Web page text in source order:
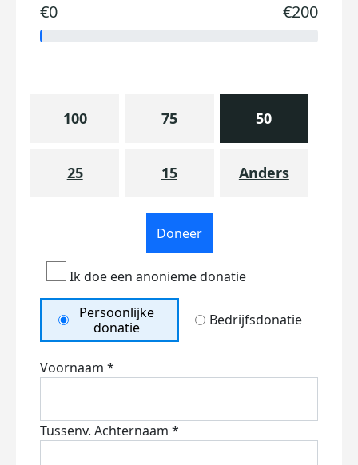
€0 €200
100 75 50
25 15 Anders
Doneer
Ik doe een anonieme donatie
Persoonlijke
donatie
Bedrijfsdonatie
Voornaam *
Tussenv. Achternaam *